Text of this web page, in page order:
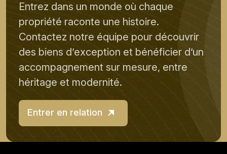
Entrez dans un monde où chaque
propriété raconte une histoire.
Contactez notre équipe pour découvrir
des biens d’exception et bénéficier d’un
accompagnement sur mesure, entre
héritage et modernité.
Entrer en relation